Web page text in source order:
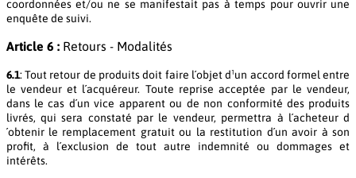
coordonnées et/ou ne se manifestait pas à temps pour ouvrir une
enquête de suivi.
Article 6 :Retours - Modalités
6.1: Tout retour de produits doit faire l´objet d¹un accord formel entre
le vendeur et l´acquéreur. Toute reprise acceptée par le vendeur,
dans le cas d´un vice apparent ou de non conformité des produits
livrés, qui sera constaté par le vendeur, permettra à l´acheteur d
´obtenir le remplacement gratuit ou la restitution d´un avoir à son
profit, à l´exclusion de tout autre indemnité ou dommages et
intérêts.